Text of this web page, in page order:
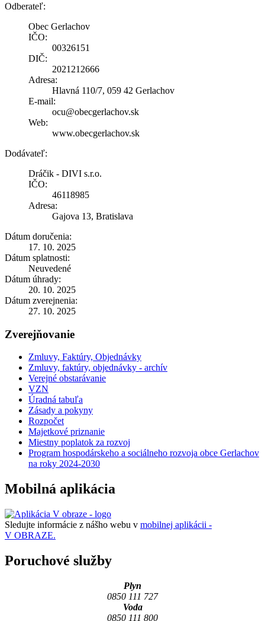
Odberateľ:
Obec Gerlachov
IČO:
00326151
DIČ:
2021212666
Adresa:
Hlavná 110/7, 059 42 Gerlachov
E-mail:
ocu@obecgerlachov.sk
Web:
www.obecgerlachov.sk
Dodávateľ:
Dráčik - DIVI s.r.o.
IČO:
46118985
Adresa:
Gajova 13, Bratislava
Dátum doručenia:
17. 10. 2025
Dátum splatnosti:
Neuvedené
Dátum úhrady:
20. 10. 2025
Dátum zverejnenia:
27. 10. 2025
Zverejňovanie
Zmluvy, Faktúry, Objednávky
Zmluvy, faktúry, objednávky - archív
Verejné obstarávanie
VZN
Úradná tabuľa
Zásady a pokyny
Rozpočet
Majetkové priznanie
Miestny poplatok za rozvoj
Program hospodárskeho a sociálneho rozvoja obce Gerlachov
na roky 2024-2030
Mobilná aplikácia
Sledujte informácie z nášho webu v mobilnej aplikácii -
V OBRAZE.
Poruchové služby
Plyn
0850 111 727
Voda
0850 111 800